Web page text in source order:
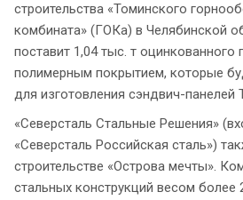
строительства «Томинского
комбината» (ГОКа) в Челябинской
поставит 1,04 тыс. т оцинкованного
полимерным покрытием, которые
для изготовления сэндвич-панелей
«Северсталь Стальные Решения»
«Северсталь Российская сталь»)
строительстве «Острова мечты».
стальных конструкций весом более